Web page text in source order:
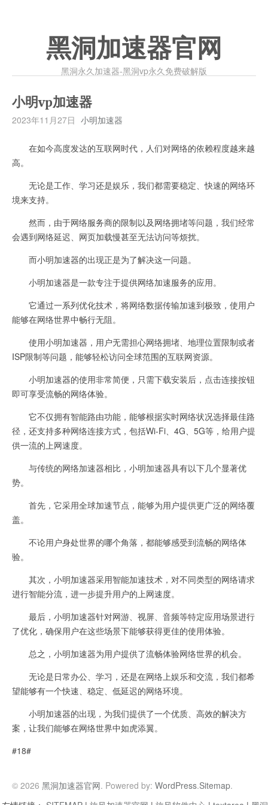
黑洞加速器官网
黑洞永久加速器-黑洞vp永久免费破解版
小明vp加速器
2023年11月27日 小明加速器
在如今高度发达的互联网时代，人们对网络的依赖程度越来越
高。
无论是工作、学习还是娱乐，我们都需要稳定、快速的网络环
境来支持。
然而，由于网络服务商的限制以及网络拥堵等问题，我们经常
会遇到网络延迟、网页加载慢甚至无法访问等烦扰。
而小明加速器的出现正是为了解决这一问题。
小明加速器是一款专注于提供网络加速服务的应用。
它通过一系列优化技术，将网络数据传输加速到极致，使用户
能够在网络世界中畅行无阻。
使用小明加速器，用户无需担心网络拥堵、地理位置限制或者
ISP限制等问题，能够轻松访问全球范围的互联网资源。
小明加速器的使用非常简便，只需下载安装后，点击连接按钮
即可享受流畅的网络体验。
它不仅拥有智能路由功能，能够根据实时网络状况选择最佳路
径，还支持多种网络连接方式，包括Wi-Fi、4G、5G等，给用户提
供一流的上网速度。
与传统的网络加速器相比，小明加速器具有以下几个显著优
势。
首先，它采用全球加速节点，能够为用户提供更广泛的网络覆
盖。
不论用户身处世界的哪个角落，都能够感受到流畅的网络体
验。
其次，小明加速器采用智能加速技术，对不同类型的网络请求
进行智能分流，进一步提升用户的上网速度。
最后，小明加速器针对网游、视屏、音频等特定应用场景进行
了优化，确保用户在这些场景下能够获得更佳的使用体验。
总之，小明加速器为用户提供了流畅体验网络世界的机会。
无论是日常办公、学习，还是在网络上娱乐和交流，我们都希
望能够有一个快速、稳定、低延迟的网络环境。
小明加速器的出现，为我们提供了一个优质、高效的解决方
案，让我们能够在网络世界中如虎添翼。
#18#
© 2026 黑洞加速器官网. Powered by: WordPress.Sitemap.